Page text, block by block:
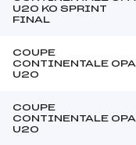
U20 KO SPRINT
FINAL
COUPE
CONTINENTALE OPA
U20
COUPE
CONTINENTALE OPA
U20